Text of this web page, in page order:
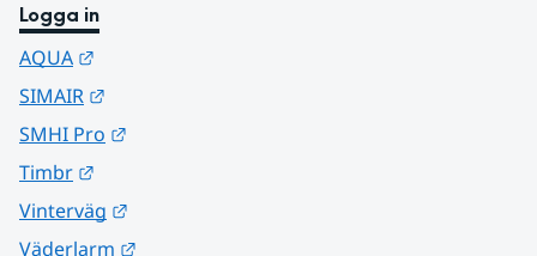
Logga in
AQUA
SIMAIR
SMHI Pro
Timbr
Vinterväg
Väderlarm